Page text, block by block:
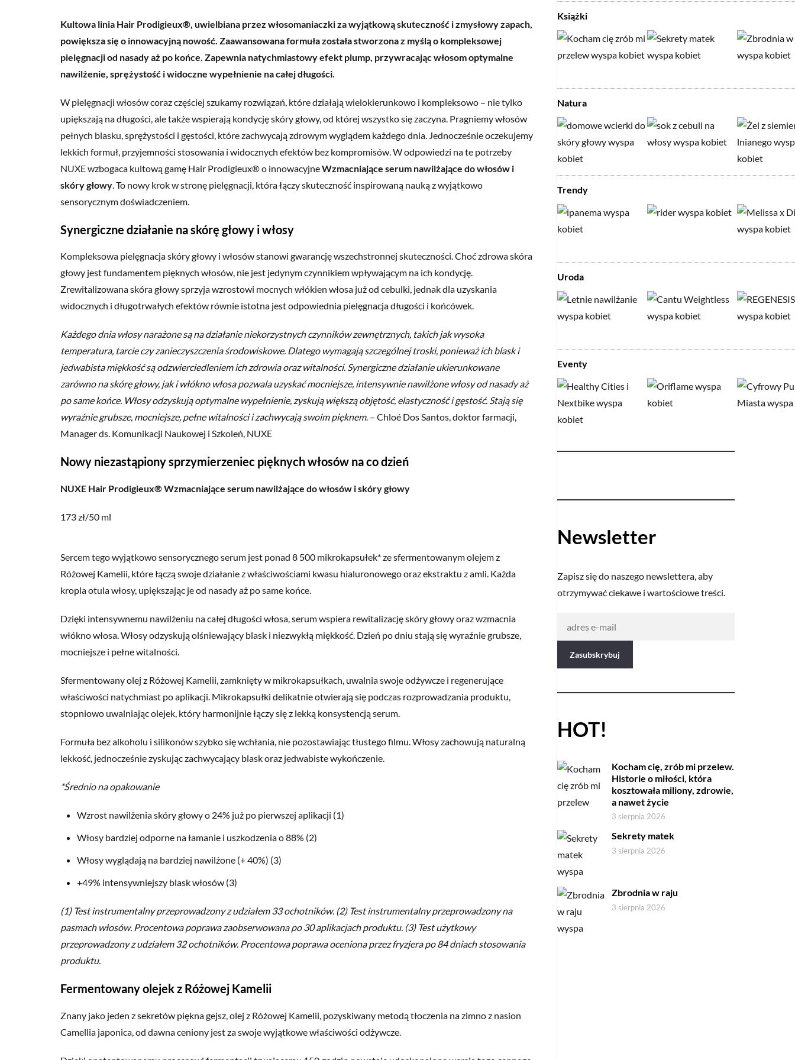
Kultowa linia Hair Prodigieux®, uwielbiana przez włosomaniaczki za wyjątkową skuteczność i zmysłowy zapach,
powiększa się o innowacyjną nowość. Zaawansowana formuła została stworzona z myślą o kompleksowej
pielęgnacji od nasady aż po końce. Zapewnia natychmiastowy efekt plump, przywracając włosom optymalne
nawilżenie, sprężystość i widoczne wypełnienie na całej długości.
W pielęgnacji włosów coraz częściej szukamy rozwiązań, które działają wielokierunkowo i kompleksowo – nie tylko
upiększają na długości, ale także wspierają kondycję skóry głowy, od której wszystko się zaczyna. Pragniemy włosów
pełnych blasku, sprężystości i gęstości, które zachwycają zdrowym wyglądem każdego dnia. Jednocześnie oczekujemy
lekkich formuł, przyjemności stosowania i widocznych efektów bez kompromisów. W odpowiedzi na te potrzeby
NUXE wzbogaca kultową gamę Hair Prodigieux® o innowacyjneWzmacniające serum nawilżające do włosów i
skóry głowy . To nowy krok w stronę pielęgnacji, która łączy skuteczność inspirowaną nauką z wyjątkowo
sensorycznym doświadczeniem.
Synergiczne działanie na skórę głowy i włosy
Kompleksowa pielęgnacja skóry głowy i włosów stanowi gwarancję wszechstronnej skuteczności. Choć zdrowa skóra
głowy jest fundamentem pięknych włosów, nie jest jedynym czynnikiem wpływającym na ich kondycję.
Zrewitalizowana skóra głowy sprzyja wzrostowi mocnych włókien włosa już od cebulki, jednak dla uzyskania
widocznych i długotrwałych efektów równie istotna jest odpowiednia pielęgnacja długości i końcówek.
Każdego dnia włosy narażone są na działanie niekorzystnych czynników zewnętrznych, takich jak wysoka
temperatura, tarcie czy zanieczyszczenia środowiskowe. Dlatego wymagają szczególnej troski, ponieważ ich blask i
jedwabista miękkość są odzwierciedleniem ich zdrowia oraz witalności. Synergiczne działanie ukierunkowane
zarówno na skórę głowy, jak i włókno włosa pozwala uzyskać mocniejsze, intensywnie nawilżone włosy od nasady aż
po same końce. Włosy odzyskują optymalne wypełnienie, zyskują większą objętość, elastyczność i gęstość. Stają się
wyraźnie grubsze, mocniejsze, pełne witalności i zachwycają swoim pięknem. – Chloé Dos Santos, doktor farmacji,
Manager ds. Komunikacji Naukowej i Szkoleń, NUXE
Nowy niezastąpiony sprzymierzeniec pięknych włosów na co dzień
NUXE Hair Prodigieux® Wzmacniające serum nawilżające do włosów i skóry głowy
173 zł/50 ml
Sercem tego wyjątkowo sensorycznego serum jest ponad 8 500 mikrokapsułek* ze sfermentowanym olejem z
Różowej Kamelii, które łączą swoje działanie z właściwościami kwasu hialuronowego oraz ekstraktu z amli. Każda
kropla otula włosy, upiększając je od nasady aż po same końce.
Dzięki intensywnemu nawilżeniu na całej długości włosa, serum wspiera rewitalizacjęskóry głowyoraz wzmacnia
włókno włosa. Włosy odzyskują olśniewający blask i niezwykłą miękkość. Dzień po dniu stają się wyraźnie grubsze,
mocniejsze i pełne witalności.
Sfermentowany olej z Różowej Kamelii, zamknięty w mikrokapsułkach, uwalnia swoje odżywcze i regenerujące
właściwości natychmiast po aplikacji. Mikrokapsułki delikatnie otwierają się podczas rozprowadzania produktu,
stopniowo uwalniając olejek, który harmonijnie łączy się z lekką konsystencją serum.
Formuła bez alkoholu i silikonów szybko się wchłania, nie pozostawiając tłustego filmu. Włosy zachowują naturalną
lekkość, jednocześnie zyskując zachwycający blask oraz jedwabiste wykończenie.
*Średnio na opakowanie
Wzrost nawilżenia skóry głowy o 24% już po pierwszej aplikacji (1)
Włosy bardziej odporne na łamanie i uszkodzenia o 88% (2)
Włosy wyglądają na bardziej nawilżone (+ 40%) (3)
+49% intensywniejszy blask włosów (3)
(1) Test instrumentalny przeprowadzony z udziałem 33 ochotników. (2) Test instrumentalny przeprowadzony na
pasmach włosów. Procentowa poprawa zaobserwowana po 30 aplikacjach produktu. (3) Test użytkowy
przeprowadzony z udziałem 32 ochotników. Procentowa poprawa oceniona przez fryzjera po 84 dniach stosowania
produktu.
Fermentowany olejek z Różowej Kamelii
Znany jako jeden z sekretów piękna gejsz, olej z Różowej Kamelii, pozyskiwany metodą tłoczenia na zimno z nasion
Camellia japonica, od dawna ceniony jest za swoje wyjątkowe właściwości odżywcze.
Książki
Natura
Trendy
Uroda
Eventy
Newsletter
Zapisz się do naszego newslettera, aby
otrzymywać ciekawe i wartościowe treści.
HOT!
Kocham cię, zrób mi przelew.
Historie o miłości, która
kosztowała miliony, zdrowie,
a nawet życie
3 sierpnia 2026
Sekrety matek
3 sierpnia 2026
Zbrodnia w raju
3 sierpnia 2026